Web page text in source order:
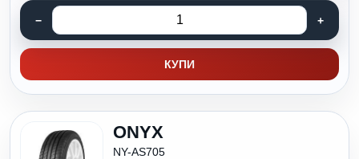
КУПИ
ONYX
NY-AS705